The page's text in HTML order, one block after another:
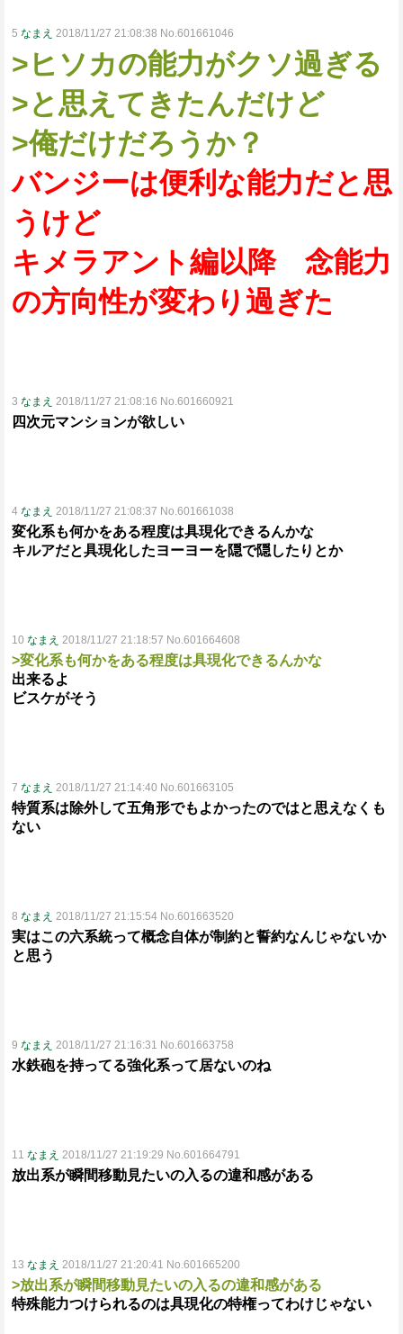
5 なまえ 2018/11/27 21:08:38 No.601661046
>ヒソカの能力がクソ過ぎる
>と思えてきたんだけど
>俺だけだろうか？
バンジーは便利な能力だと思
うけど
キメラアント編以降 念能力
の方向性が変わり過ぎた
3 なまえ 2018/11/27 21:08:16 No.601660921
四次元マンションが欲しい
4 なまえ 2018/11/27 21:08:37 No.601661038
変化系も何かをある程度は具現化できるんかな
キルアだと具現化したヨーヨーを隠で隠したりとか
10 なまえ 2018/11/27 21:18:57 No.601664608
>変化系も何かをある程度は具現化できるんかな
出来るよ
ビスケがそう
7 なまえ 2018/11/27 21:14:40 No.601663105
特質系は除外して五角形でもよかったのではと思えなくも
ない
8 なまえ 2018/11/27 21:15:54 No.601663520
実はこの六系統って概念自体が制約と誓約なんじゃないか
と思う
9 なまえ 2018/11/27 21:16:31 No.601663758
水鉄砲を持ってる強化系って居ないのね
11 なまえ 2018/11/27 21:19:29 No.601664791
放出系が瞬間移動見たいの入るの違和感がある
13 なまえ 2018/11/27 21:20:41 No.601665200
>放出系が瞬間移動見たいの入るの違和感がある
特殊能力つけられるのは具現化の特権ってわけじゃない